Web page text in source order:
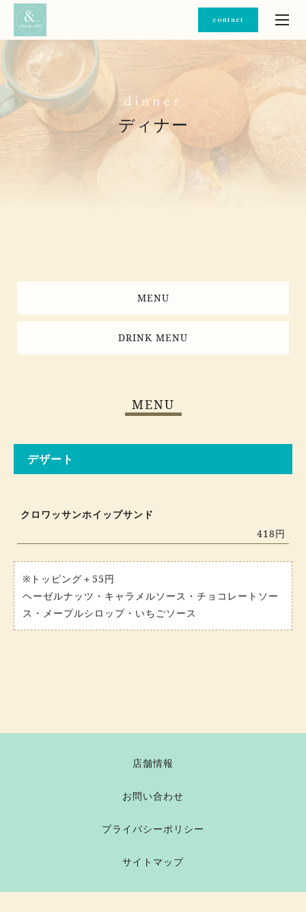
contact
ディナー
d i n n e r
MENU
DRINK MENU
MENU
デザート
クロワッサンホイップサンド
418円
※トッピング＋55円
ヘーゼルナッツ・キャラメルソース・チョコレートソー
ス・メープルシロップ・いちごソース
店舗情報
お問い合わせ
プライバシーポリシー
サイトマップ